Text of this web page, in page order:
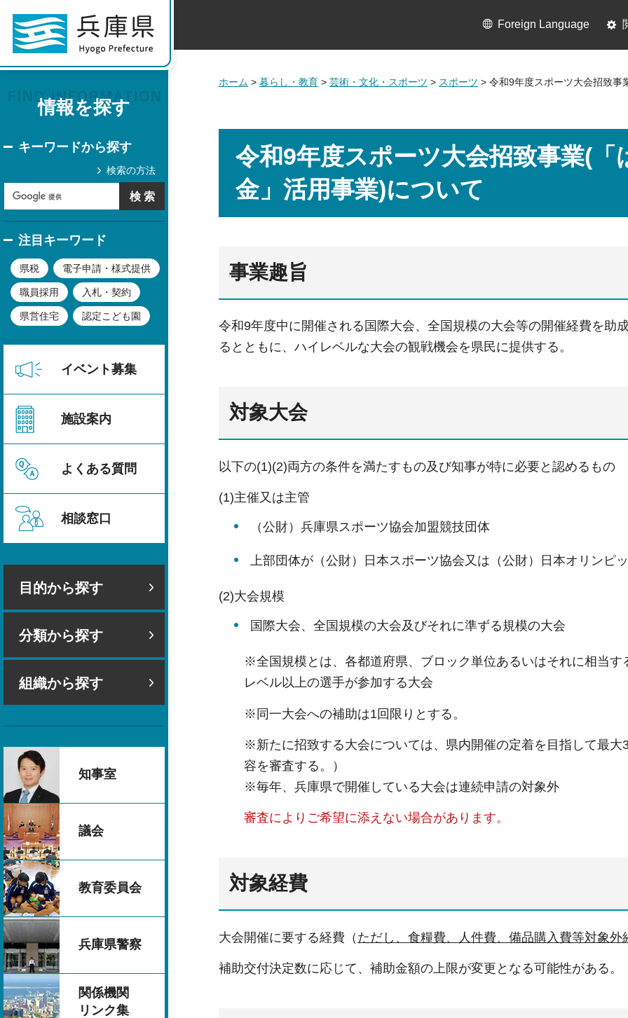
情報を探す
キーワードから探す
検索の方法
注目キーワード
県税 電子申請・様式提供
職員採用 入札・契約
県営住宅 認定こども園
イベント募集
施設案内
よくある質問
相談窓口
目的から探す
分類から探す
組織から探す
知事室
議会
教育委員会
兵庫県警察
関係機関
リンク集
Foreign Language
ホーム > 暮らし・教育 > 芸術・文化・スポーツ > スポーツ > 令和9年度スポーツ大会招致事
令和9年度スポーツ大会招致事業(
金」活用事業)について
事業趣旨
令和9年度中に開催される国際大会、全国規模の大会等の開催経費を助
るとともに、ハイレベルな大会の観戦機会を県民に提供する。
対象大会
以下の(1)(2)両方の条件を満たすもの及び知事が特に必要と認めるもの
(1)主催又は主管
（公財）兵庫県スポーツ協会加盟競技団体
上部団体が（公財）日本スポーツ協会又は（公財）日本オリンピ
(2)大会規模
国際大会、全国規模の大会及びそれに準ずる規模の大会
※全国規模とは、各都道府県、ブロック単位あるいはそれに相当
レベル以上の選手が参加する大会
※同一大会への補助は1回限りとする。
※新たに招致する大会については、県内開催の定着を目指して最
容を審査する。）
※毎年、兵庫県で開催している大会は連続申請の対象外
審査によりご希望に添えない場合があります。
対象経費
大会開催に要する経費（ ただし、食糧費、人件費、備品購入費等対象外
補助交付決定数に応じて、補助金額の上限が変更となる可能性がある。